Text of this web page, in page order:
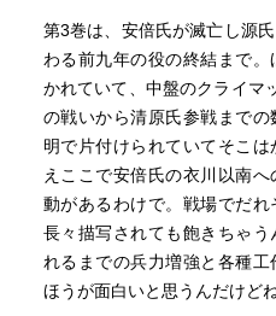
もんだろうけれど、、、
貞任、あなたに見習いたいと
ｐ372 青い炎
厨川の柵に籠城した安倍軍
いた。流麗らは火消しの祈
が流麗のせめてもの罪滅ぼし
祈祷で護摩にくべられた呪
た。これは呪符の裏に燐を
出としてこういう化学的な
第3巻は、安倍氏が滅亡し源
わる前九年の役の終結まで
かれていて、中盤のクライマ
の戦いから清原氏参戦まで
明で片付けられていてそこ
えここで安倍氏の衣川以南
動があるわけで。戦場でだ
長々描写されても飽きちゃ
れるまでの兵力増強と各種
ほうが面白いと思うんだけどね